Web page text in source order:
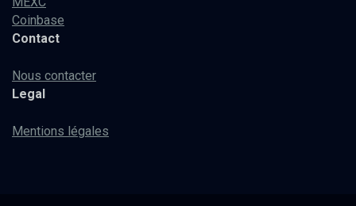
Coinbase
Contact
Nous contacter
Legal
Mentions légales